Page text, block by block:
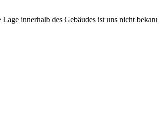
innerhalb des Gebäudes ist uns nicht